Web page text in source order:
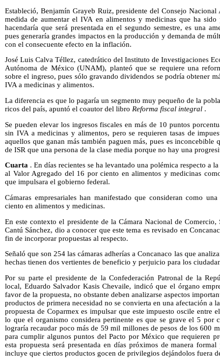
Estableció, Benjamín Grayeb Ruiz, presidente del Consejo
medida de aumentar el IVA en alimentos y medicinas que ha
hacendaría que será presentada en el segundo semestre, es una
pues generaría grandes impactos en la producción y demanda de
con el consecuente efecto en la inflación.
José Luis Calva Téllez, catedrático del Instituto de Investigaciones
Autónoma de México (UNAM), planteó que se requiere una
sobre el ingreso, pues sólo gravando dividendos se podría obtener
IVA a medicinas y alimentos.
La diferencia es que lo pagaría un segmento muy pequeño de la
ricos del país, apuntó el coautor del libro Reforma fiscal integral .
Se pueden elevar los ingresos fiscales en más de 10 puntos
sin IVA a medicinas y alimentos, pero se requieren tasas de
aquellos que ganan más también paguen más, pues es inconcebible
de ISR que una persona de la clase media porque no hay una
Cuarta . En días recientes se ha levantado una polémica respecto a
al Valor Agregado del 16 por ciento en alimentos y medicinas
que impulsara el gobierno federal.
Cámaras empresariales han manifestado que consideran como
ciento en alimentos y medicinas.
En este contexto el presidente de la Cámara Nacional de
Cantú Sánchez, dio a conocer que este tema es revisado en
fin de incorporar propuestas al respecto.
Señaló que son 254 las cámaras adherías a Concanaco las que
hechas tienen dos vertientes de beneficio y perjuicio para los
Por su parte el presidente de la Confederación Patronal de la
local, Eduardo Salvador Kasis Chevaile, indicó que el órgano
favor de la propuesta, no obstante deben analizarse aspectos
productos de primera necesidad no se convierta en una afectación a
propuesta de Coparmex es impulsar que este impuesto oscile entre
lo que el organismo considera pertinente es que se grave el 5 por
lograría recaudar poco más de 59 mil millones de pesos de los 600
para cumplir algunos puntos del Pacto por México que requieren
esta propuesta será presentada en días próximos de manera
incluye que ciertos productos gocen de privilegios dejándolos fuera